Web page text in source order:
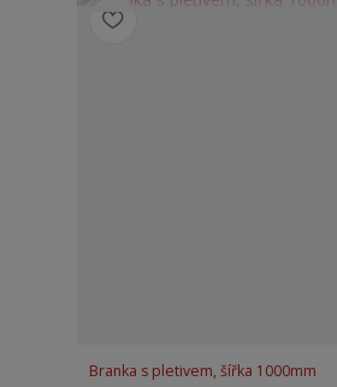
Branka s pletivem, šířka 1000mm